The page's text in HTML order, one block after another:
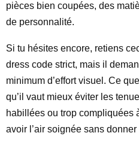
pièces bien coupées, des
de personnalité.
Si tu hésites encore, retiens
dress code strict, mais il
minimum d’effort visuel. Ce
qu’il vaut mieux éviter les
habillées ou trop compliquées
avoir l’air soignée sans